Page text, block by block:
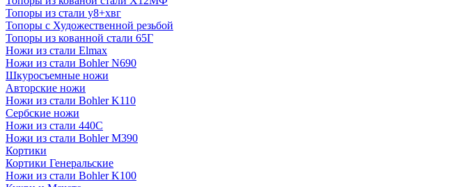
Топоры из стали у8+хвг
Топоры с Художественной резьбой
Топоры из кованной стали 65Г
Ножи из стали Elmax
Ножи из стали Bohler N690
Шкуросъемные ножи
Авторские ножи
Ножи из стали Bohler K110
Сербские ножи
Ножи из стали 440С
Ножи из стали Bohler M390
Кортики
Кортики Генеральские
Ножи из стали Bohler K100